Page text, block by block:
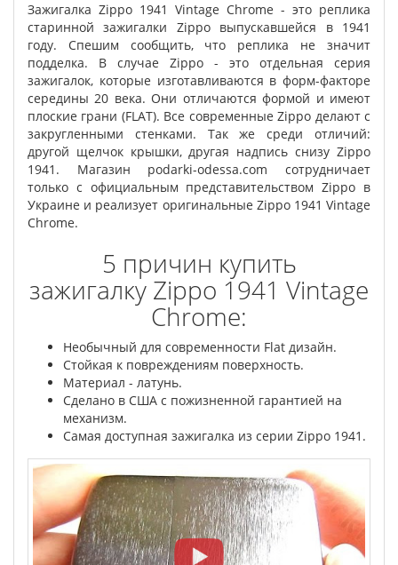
Зажигалка Zippo 1941 Vintage Chrome - это реплика
старинной зажигалки Zippo выпускавшейся в 1941
году. Спешим сообщить, что реплика не значит
подделка. В случае Zippo - это отдельная серия
зажигалок, которые изготавливаются в форм-факторе
середины 20 века. Они отличаются формой и имеют
плоские грани (FLAT). Все современные Zippo делают с
закругленными стенками. Так же среди отличий:
другой щелчок крышки, другая надпись снизу Zippo
1941. Магазин podarki-odessa.com сотрудничает
только с официальным представительством Zippo в
Украине и реализует оригинальные Zippo 1941 Vintage
Chrome.
5 причин купить
зажигалку Zippo 1941 Vintage
Chrome:
Необычный для современности Flat дизайн.
Стойкая к повреждениям поверхность.
Материал - латунь.
Сделано в США с пожизненной гарантией на
механизм.
Самая доступная зажигалка из серии Zippo 1941.